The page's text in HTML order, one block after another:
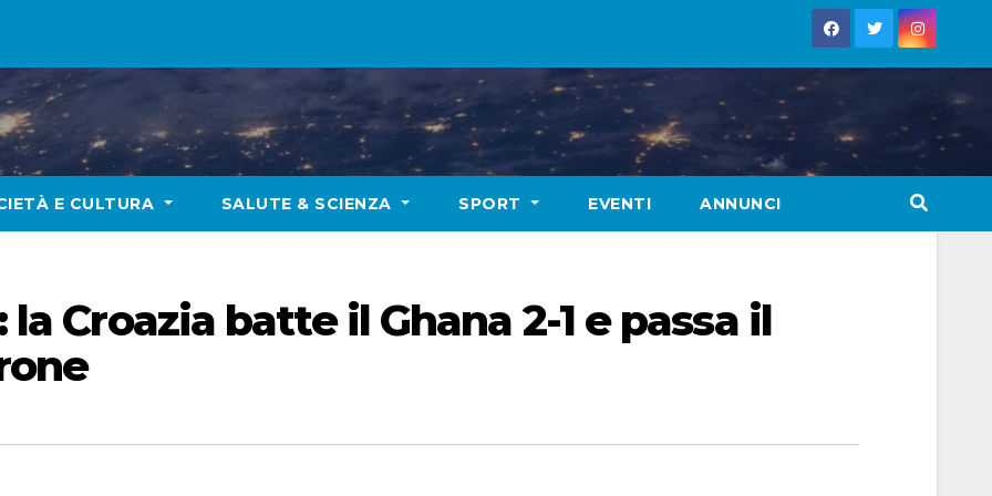
E CULTURA SALUTE & SCIENZA SPORT EVENTI ANNUNCI
Croazia batte il Ghana 2-1 e passa il